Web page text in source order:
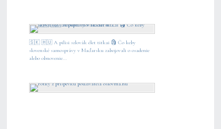
🇸🇰 🇭🇺 A pilisi szlovák élet titkai 🗿 Čo keby
slovenské samosprávy v Maďarsku zabojovali o osadenie
alebo obnovenie...